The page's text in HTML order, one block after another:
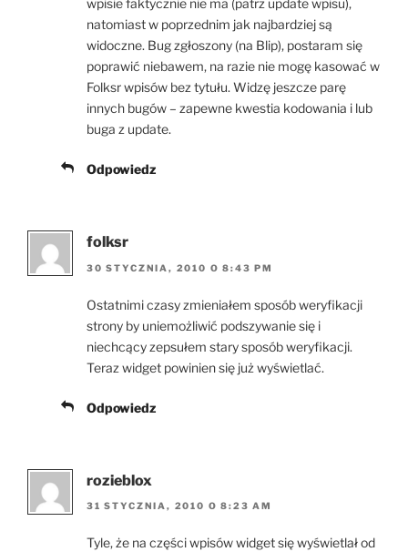
wpisie faktycznie nie ma (patrz update wpisu),
natomiast w poprzednim jak najbardziej są
widoczne. Bug zgłoszony (na Blip), postaram się
poprawić niebawem, na razie nie mogę kasować w
Folksr wpisów bez tytułu. Widzę jeszcze parę
innych bugów – zapewne kwestia kodowania i lub
buga z update.
Odpowiedz
folksr
30 STYCZNIA, 2010 O 8:43 PM
Ostatnimi czasy zmieniałem sposób weryfikacji
strony by uniemożliwić podszywanie się i
niechcący zepsułem stary sposób weryfikacji.
Teraz widget powinien się już wyświetlać.
Odpowiedz
rozieblox
31 STYCZNIA, 2010 O 8:23 AM
Tyle, że na części wpisów widget się wyświetlał od